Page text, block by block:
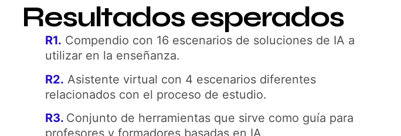
Resultados esperados
R1. Compendio con 16 escenarios de soluciones de IA a
utilizar en la enseñanza.
R2. Asistente virtual con 4 escenarios diferentes
relacionados con el proceso de estudio.
R3. Conjunto de herramientas que sirve como guía para
profesores y formadores basadas en IA.